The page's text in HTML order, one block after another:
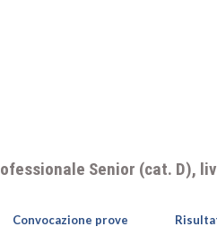
Senior (cat. D),
Convocazione prove